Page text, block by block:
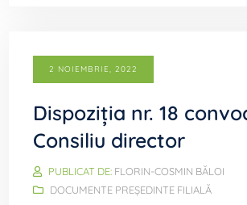
2 NOIEMBRIE, 2022
Dispoziția nr. 18
Consiliu director
PUBLICAT DE: FLORIN-COSMIN BĂLOI
DOCUMENTE PREȘEDINTE FILIALĂ